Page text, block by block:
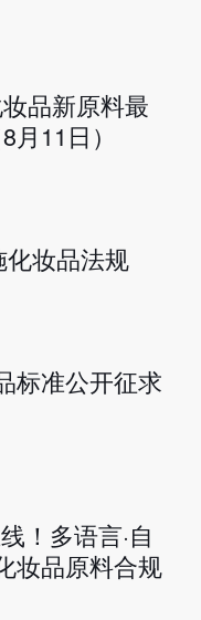
品新原料最
11日）
妆品法规
标准公开征求
！多语言·自
妆品原料合规